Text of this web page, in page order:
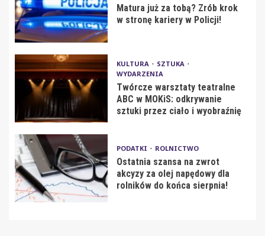
Matura już za tobą? Zrób krok
w stronę kariery w Policji!
KULTURA
SZTUKA
WYDARZENIA
Twórcze warsztaty teatralne
ABC w MOKiS: odkrywanie
sztuki przez ciało i wyobraźnię
PODATKI ROLNICTWO
Ostatnia szansa na zwrot
akcyzy za olej napędowy dla
rolników do końca sierpnia!